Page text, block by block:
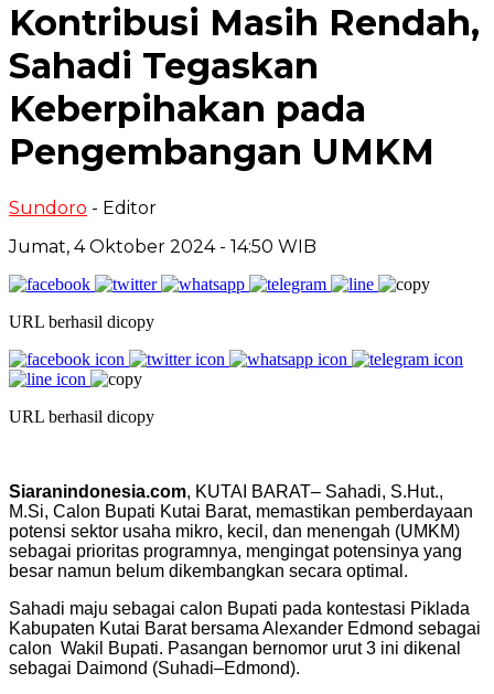
Kontribusi Masih Rendah,
Sahadi Tegaskan
Keberpihakan pada
Pengembangan UMKM
Sundoro - Editor
Jumat, 4 Oktober 2024 - 14:50 WIB
URL berhasil dicopy
URL berhasil dicopy
Siaranindonesia.com, KUTAI BARAT– Sahadi, S.Hut.,
M.Si, Calon Bupati Kutai Barat, memastikan pemberdayaan
potensi sektor usaha mikro, kecil, dan menengah (UMKM)
sebagai prioritas programnya, mengingat potensinya yang
besar namun belum dikembangkan secara optimal.
Sahadi maju sebagai calon Bupati pada kontestasi Piklada
Kabupaten Kutai Barat bersama Alexander Edmond sebagai
calon Wakil Bupati. Pasangan bernomor urut 3 ini dikenal
sebagai Daimond (Suhadi–Edmond).